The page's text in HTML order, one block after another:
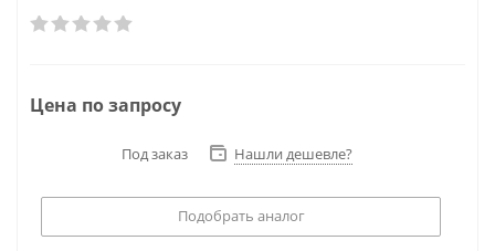
Цена по запросу
Под заказ Нашли дешевле?
Подобрать аналог